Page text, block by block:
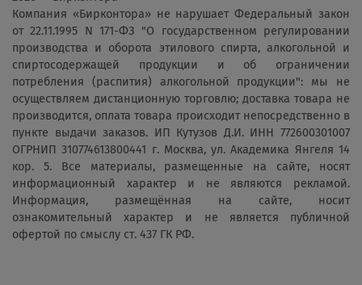
Компания «Бирконтора» не нарушает Федеральный закон
от 22.11.1995 N 171-ФЗ "О государственном регулировании
производства и оборота этилового спирта, алкогольной и
спиртосодержащей продукции и об ограничении
потребления (распития) алкогольной продукции": мы не
осуществляем дистанционную торговлю; доставка товара не
производится, оплата товара происходит непосредственно в
пункте выдачи заказов. ИП Кутузов Д.И. ИНН 772600301007
ОГРНИП 310774613800441 г. Москва, ул. Академика Янгеля 14
кор. 5. Все материалы, размещенные на сайте, носят
информационный характер и не являются рекламой.
Информация, размещённая на сайте, носит
ознакомительный характер и не является публичной
офертой по смыслу ст. 437 ГК РФ.